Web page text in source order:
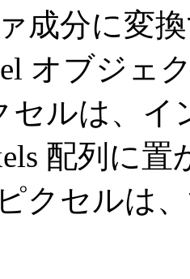
成分に変
オブジェ
セルは、イ
配列に
クセルは